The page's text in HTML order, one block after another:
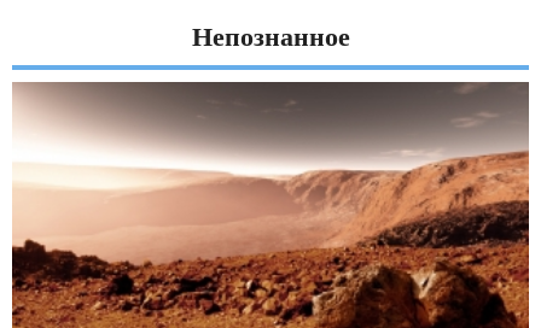
Непознанное